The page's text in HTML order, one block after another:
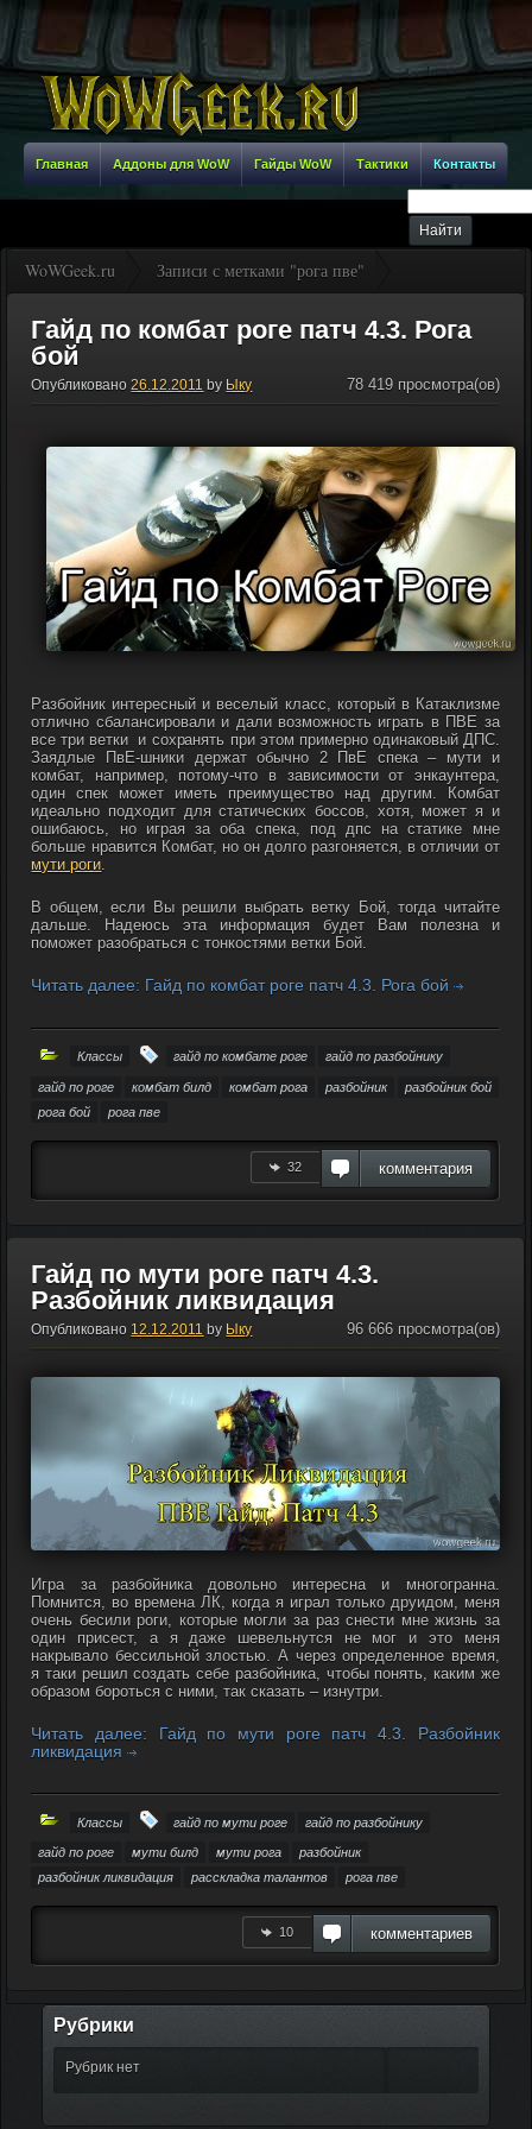
Главная Аддоны для WoW Гайды WoW Тактики Контакты
WoWGeek.ru Записи с метками "рога пве"
Гайд по комбат роге патч 4.3. Рога
бой
Опубликовано 26.12.2011 by Ыку 78 419 просмотра(ов)
Разбойник интересный и веселый класс, который в Катаклизме
отлично сбалансировали и дали возможность играть в ПВЕ за
все три ветки и сохранять при этом примерно одинаковый ДПС.
Заядлые ПвЕ-шники держат обычно 2 ПвЕ спека – мути и
комбат, например, потому-что в зависимости от энкаунтера,
один спек может иметь преимущество над другим. Комбат
идеально подходит для статических боссов, хотя, может я и
ошибаюсь, но играя за оба спека, под дпс на статике мне
больше нравится Комбат, но он долго разгоняется, в отличии от
мути роги.
В общем, если Вы решили выбрать ветку Бой, тогда читайте
дальше. Надеюсь эта информация будет Вам полезна и
поможет разобраться с тонкостями ветки Бой.
Читать далее: Гайд по комбат роге патч 4.3. Рога бой
Классы гайд по комбате роге гайд по разбойнику
гайд по роге комбат билд комбат рога разбойник
разбойник бой
рога бой
рога пве
32 комментария
Гайд по мути роге патч 4.3.
Разбойник ликвидация
Опубликовано 12.12.2011 by Ыку 96 666 просмотра(ов)
Игра за разбойника довольно интересна и многогранна.
Помнится, во времена ЛК, когда я играл только друидом, меня
очень бесили роги, которые могли за раз снести мне жизнь за
один присест, а я даже шевельнутся не мог и это меня
накрывало бессильной злостью. А через определенное время,
я таки решил создать себе разбойника, чтобы понять, каким же
образом бороться с ними, так сказать – изнутри.
Читать далее: Гайд по мути роге патч 4.3. Разбойник
ликвидация
Классы гайд по мути роге гайд по разбойнику
гайд по роге мути билд мути рога
разбойник
разбойник ликвидация
расскладка талантов рога пве
10 комментариев
Рубрики
Рубрик нет